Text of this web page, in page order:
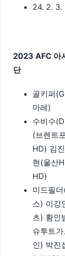
24. 2. 3.
2023 AFC 아
단
골키퍼
마레)
수비수
(브렌트
HD) 김
현(울산
HD)
미드필
스) 이강
츠) 황인
슈투트
인) 박진